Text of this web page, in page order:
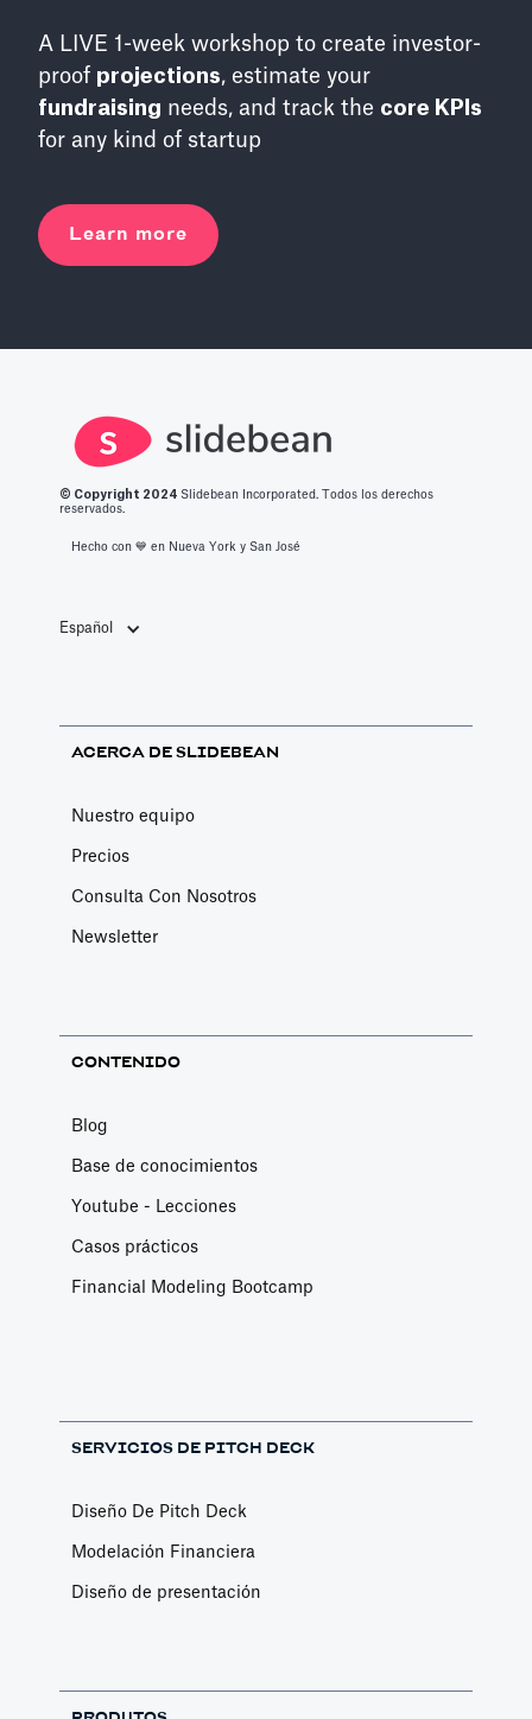
A LIVE 1-week workshop to create investor-
proof projections, estimate your
fundraising needs, and track the core KPIs
for any kind of startup
Learn more
© Copyright 2 024 Slidebean Incorporated. Todos los derechos
reservados.
Hecho con 💙️ en Nueva York y San José
Español
ACERCA DE SLIDEBEAN
Nuestro equipo
Precios
Consulta Con Nosotros
Newsletter
CONTENIDO
Blog
Base de conocimientos
Youtube - Lecciones
Casos prácticos
Financial Modeling Bootcamp
SERVICIOS DE PITCH DECK
Diseño De Pitch Deck
Modelación Financiera
Diseño de presentación